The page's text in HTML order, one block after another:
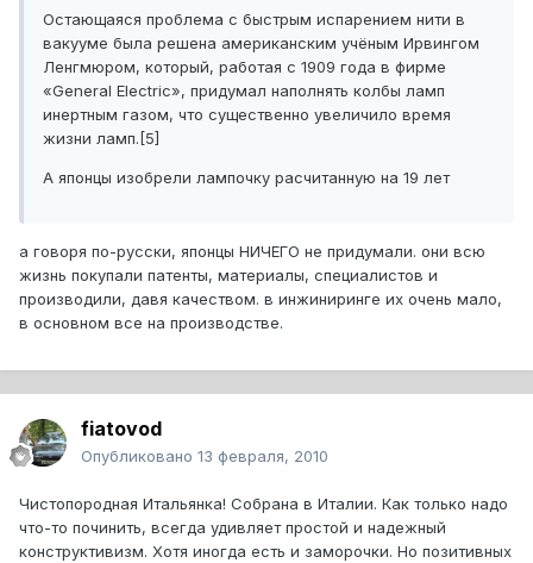
Остающаяся проблема с быстрым испарением нити в
вакууме была решена американским учёным Ирвингом
Ленгмюром, который, работая с 1909 года в фирме
«General Electric», придумал наполнять колбы ламп
инертным газом, что существенно увеличило время
жизни ламп.[5]
А японцы изобрели лампочку расчитанную на 19 лет
а говоря по-русски, японцы НИЧЕГО не придумали. они всю
жизнь покупали патенты, материалы, специалистов и
производили, давя качеством. в инжиниринге их очень мало,
в основном все на производстве.
fiatovod
Опубликовано 13 февраля, 2010
Чистопородная Итальянка! Собрана в Италии. Как только надо
что-то починить, всегда удивляет простой и надежный
конструктивизм. Хотя иногда есть и заморочки. Но позитивных